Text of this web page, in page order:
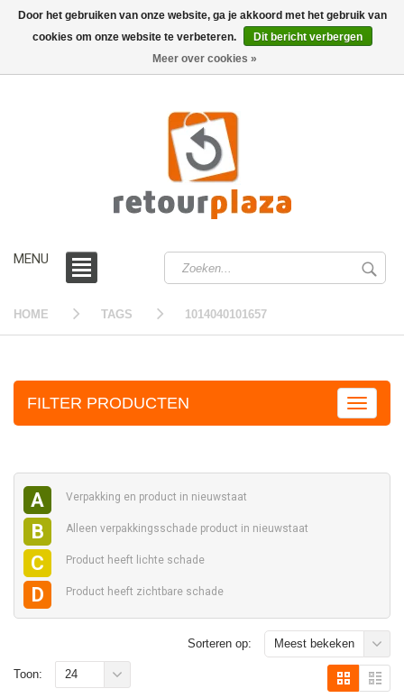
MENU
HOME TAGS 1014040101657
FILTER PRODUCTEN
A Verpakking en product in nieuwstaat
B Alleen verpakkingsschade product in nieuwstaat
C Product heeft lichte schade
D Product heeft zichtbare schade
Sorteren op: Meest bekeken
Toon: 24
Door het gebruiken van onze website, ga je akkoord met het gebruik van
cookies om onze website te verbeteren.
Dit bericht verbergen
Meer over cookies »